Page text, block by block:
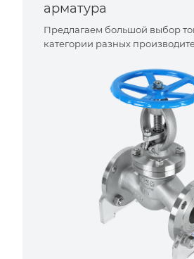
арматура
Предлагаем большой выбор
категории разных